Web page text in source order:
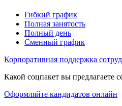
Гибкий график
Полная занятость
Полный день
Сменный график
Корпоративная поддержка
Какой соцпакет вы предлагаете
Оформляйте кандидатов онлайн